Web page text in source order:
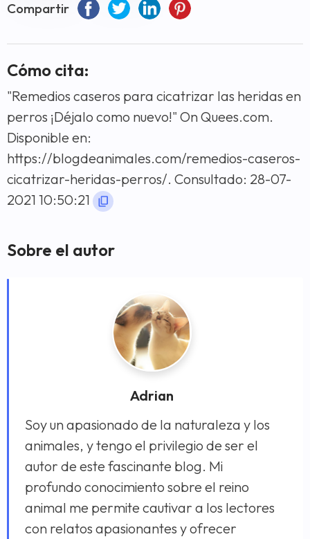
Compartir
Cómo cita:
"Remedios caseros para cicatrizar las heridas en
perros ¡Déjalo como nuevo!" On Quees.com.
Disponible en:
https://blogdeanimales.com/remedios-caseros-
cicatrizar-heridas-perros/. Consultado: 28-07-
2021 10:50:21
Sobre el autor
Adrian
Soy un apasionado de la naturaleza y los
animales, y tengo el privilegio de ser el
autor de este fascinante blog. Mi
profundo conocimiento sobre el reino
animal me permite cautivar a los lectores
con relatos apasionantes y ofrecer